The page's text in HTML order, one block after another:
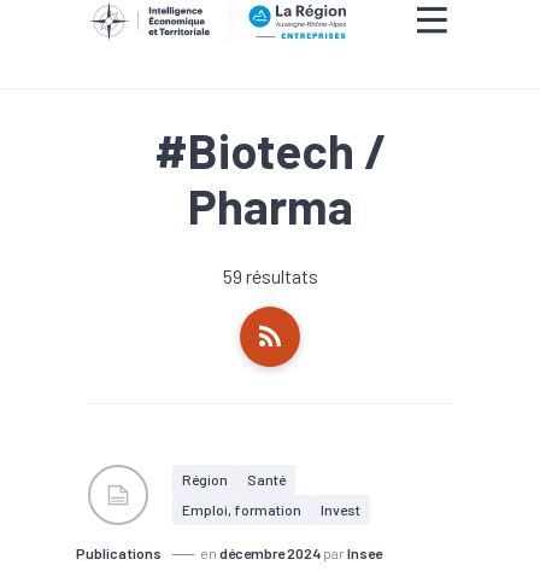
#Biotech /
Pharma
59 résultats
Publications
Région
Santé
Emploi, formation
Invest
en décembre 2024 par Insee